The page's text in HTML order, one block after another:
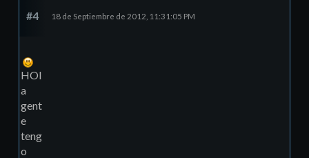
#4 18 de Septiembre de 2012, 11:31:05 PM
HOl
a
gent
e
teng
o